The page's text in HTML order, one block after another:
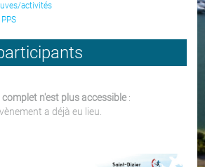
activités
complet n'est plus accessible:
a déjà eu lieu.